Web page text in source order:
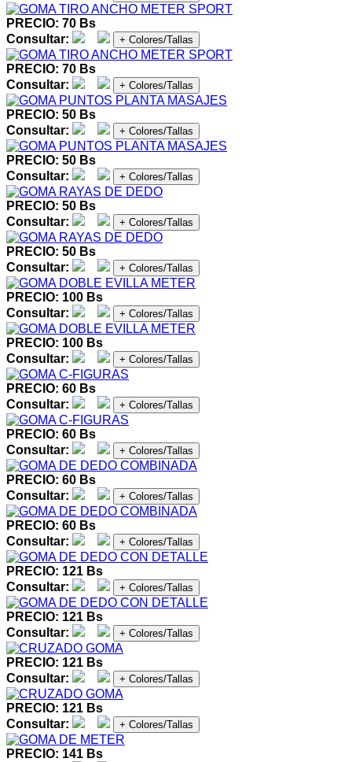
PRECIO: 70 Bs
Consultar:
+ Colores/Tallas
PRECIO: 70 Bs
Consultar:
+ Colores/Tallas
PRECIO: 50 Bs
Consultar:
+ Colores/Tallas
PRECIO: 50 Bs
Consultar:
+ Colores/Tallas
PRECIO: 50 Bs
Consultar:
+ Colores/Tallas
PRECIO: 50 Bs
Consultar:
+ Colores/Tallas
PRECIO: 100 Bs
Consultar:
+ Colores/Tallas
PRECIO: 100 Bs
Consultar:
+ Colores/Tallas
PRECIO: 60 Bs
Consultar:
+ Colores/Tallas
PRECIO: 60 Bs
Consultar:
+ Colores/Tallas
PRECIO: 60 Bs
Consultar:
+ Colores/Tallas
PRECIO: 60 Bs
Consultar:
+ Colores/Tallas
PRECIO: 121 Bs
Consultar:
+ Colores/Tallas
PRECIO: 121 Bs
Consultar:
+ Colores/Tallas
PRECIO: 121 Bs
Consultar:
+ Colores/Tallas
PRECIO: 121 Bs
Consultar:
+ Colores/Tallas
PRECIO: 141 Bs